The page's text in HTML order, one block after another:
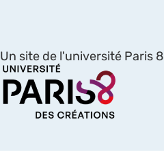
Un site de l'université Paris 8